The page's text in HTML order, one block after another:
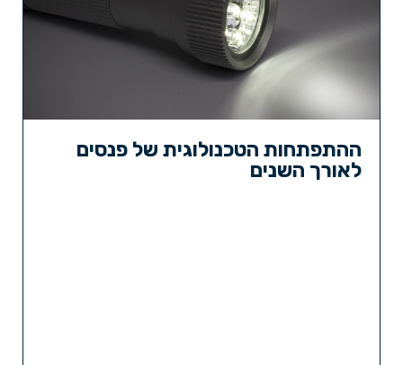
ההתפתחות הטכנולוגית של פנסים
לאורך השנים